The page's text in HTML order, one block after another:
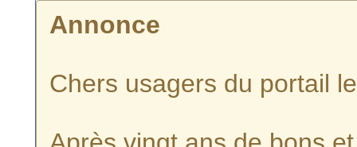
Annonce
Chers usagers du portail